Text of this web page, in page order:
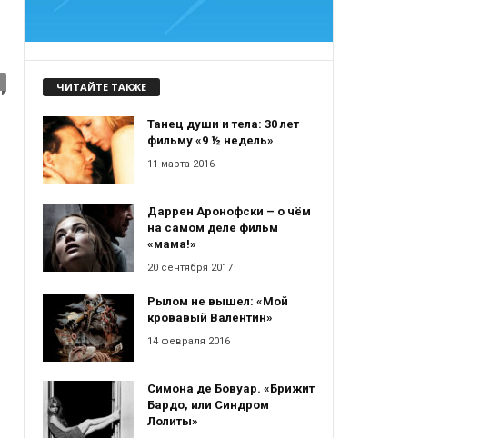
ЧИТАЙТЕ ТАКЖЕ
Танец души и тела: 30 лет
фильму «9 ½ недель»
11 марта 2016
Даррен Аронофски – о чём
на самом деле фильм
«мама!»
20 сентября 2017
Рылом не вышел: «Мой
кровавый Валентин»
14 февраля 2016
Симона де Бовуар. «Брижит
Бардо, или Синдром
Лолиты»